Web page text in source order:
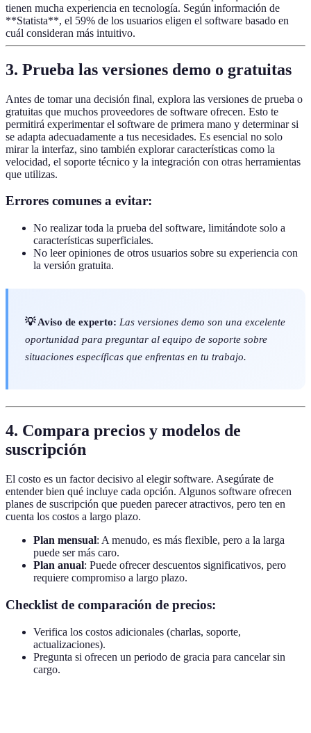
tienen mucha experiencia en tecnología. Según información de
**Statista**, el 59% de los usuarios eligen el software basado en
cuál consideran más intuitivo.
3. Prueba las versiones demo o gratuitas
Antes de tomar una decisión final, explora las versiones de prueba o
gratuitas que muchos proveedores de software ofrecen. Esto te
permitirá experimentar el software de primera mano y determinar si
se adapta adecuadamente a tus necesidades. Es esencial no solo
mirar la interfaz, sino también explorar características como la
velocidad, el soporte técnico y la integración con otras herramientas
que utilizas.
Errores comunes a evitar:
No realizar toda la prueba del software, limitándote solo a
características superficiales.
No leer opiniones de otros usuarios sobre su experiencia con
la versión gratuita.
💡 Aviso de experto: Las versiones demo son una excelente
oportunidad para preguntar al equipo de soporte sobre
situaciones específicas que enfrentas en tu trabajo.
4. Compara precios y modelos de
suscripción
El costo es un factor decisivo al elegir software. Asegúrate de
entender bien qué incluye cada opción. Algunos software ofrecen
planes de suscripción que pueden parecer atractivos, pero ten en
cuenta los costos a largo plazo.
Plan mensual: A menudo, es más flexible, pero a la larga
puede ser más caro.
Plan anual: Puede ofrecer descuentos significativos, pero
requiere compromiso a largo plazo.
Checklist de comparación de precios:
Verifica los costos adicionales (charlas, soporte,
actualizaciones).
Pregunta si ofrecen un periodo de gracia para cancelar sin
cargo.